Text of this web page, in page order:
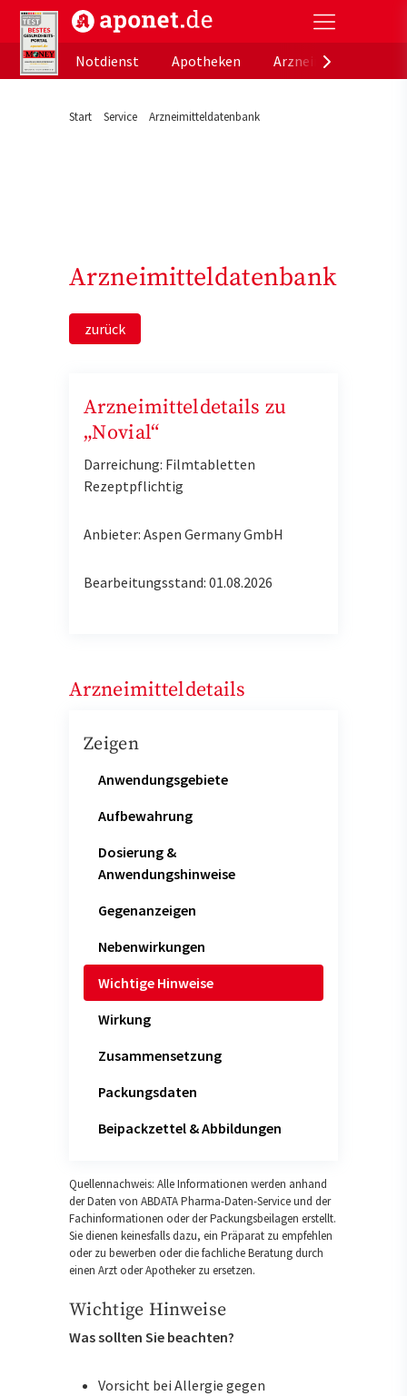
aponet.de - Das offizielle Gesundheitsportal der
Notdienst
Apotheken
Start Service Arzneimitteldatenbank
Arzneimitteldatenbank
zurück
Arzneimitteldetails zu
„Novial“
Darreichung: Filmtabletten
Rezeptpflichtig
Anbieter: Aspen Germany GmbH
Bearbeitungsstand: 01.08.2026
Arzneimitteldetails
Zeigen
Anwendungsgebiete
Aufbewahrung
Dosierung &
Anwendungshinweise
Gegenanzeigen
Nebenwirkungen
Wichtige Hinweise
Wirkung
Zusammensetzung
Packungsdaten
Beipackzettel & Abbildungen
Quellennachweis: Alle Informationen werden anhand
der Daten von ABDATA Pharma-Daten-Service und der
Fachinformationen oder der Packungsbeilagen erstellt.
Sie dienen keinesfalls dazu, ein Präparat zu empfehlen
oder zu bewerben oder die fachliche Beratung durch
einen Arzt oder Apotheker zu ersetzen.
Wichtige Hinweise
Was sollten Sie beachten?
Vorsicht bei Allergie gegen